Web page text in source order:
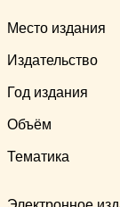
Место издания
Издательство
Год издания
Объём
Тематика